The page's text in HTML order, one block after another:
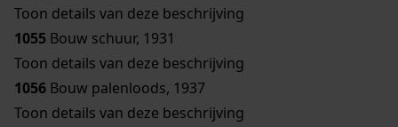
Toon details van deze beschrijving
1055 Bouw schuur, 1931
Toon details van deze beschrijving
1056 Bouw palenloods, 1937
Toon details van deze beschrijving